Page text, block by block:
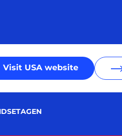
Visit USA website